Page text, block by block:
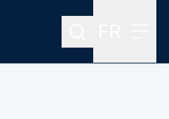
Rechercher